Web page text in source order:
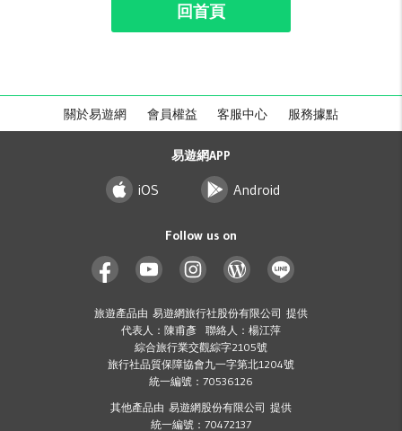
回首頁
關於易遊網 會員權益 客服中心 服務據點
易遊網APP
iOS Android
Follow us on
旅遊產品由 易遊網旅行社股份有限公司 提供
代表人：陳甫彥 聯絡人：楊江萍
綜合旅行業交觀綜字2105號
旅行社品質保障協會九一字第北1204號
統一編號：70536126
其他產品由 易遊網股份有限公司 提供
統一編號：70472137